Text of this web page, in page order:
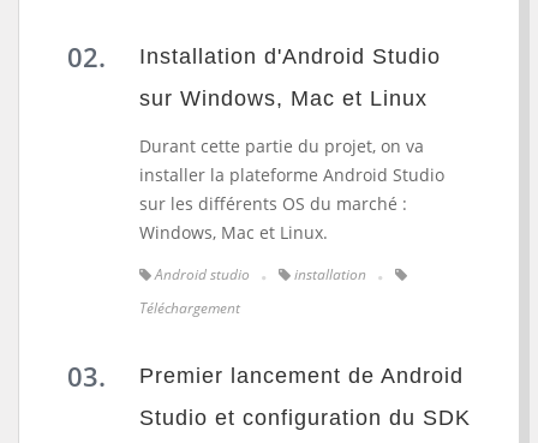
Installation d'Android Studio
sur Windows, Mac et Linux
Durant cette partie du projet, on va
installer la plateforme Android Studio
sur les différents OS du marché :
Windows, Mac et Linux.
Android studio
installation
Téléchargement
Premier lancement de Android
Studio et configuration du SDK